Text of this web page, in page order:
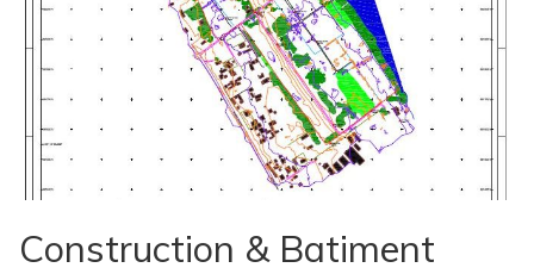
Construction & Batiment